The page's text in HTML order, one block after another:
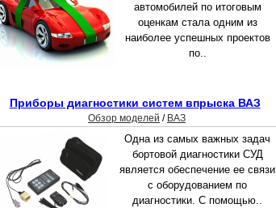
автомобилей по итоговым
оценкам стала одним из
наиболее успешных проектов
по..
Приборы диагностики систем впрыска ВАЗ
Обзор моделей / ВАЗ
Одна из самых важных задач
бортовой диагностики СУД
является обеспечение ее связи
с оборудованием по
диагностики. С помощью..